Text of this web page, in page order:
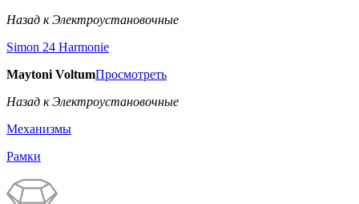
Назад к Электроустановочные
Simon 24 Harmonie
Maytoni VoltumПросмотреть
Назад к Электроустановочные
Механизмы
Рамки